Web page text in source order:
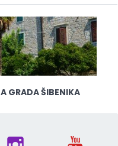
GRADA ŠIBENIKA